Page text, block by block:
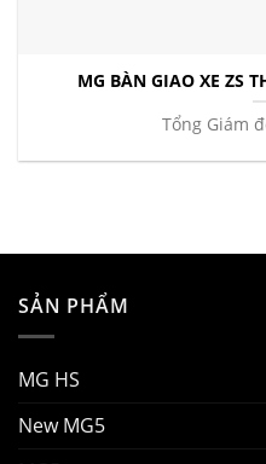
MG BÀN GIAO XE ZS
Tổng Giám
SẢN PHẨM
MG HS
New MG5